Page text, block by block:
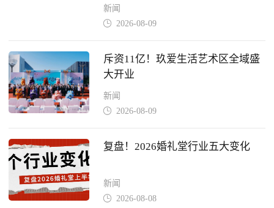
新闻
 2026-08-09
斥资11亿！玖爱生活艺术区全域盛
大开业
新闻
 2026-08-09
复盘！2026婚礼堂行业五大变化
新闻
 2026-08-08